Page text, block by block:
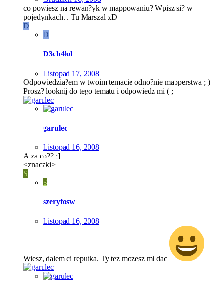
co powiesz na rewan?yk w mappowaniu? Wpisz si? w
pojedynkach... Tu Marszal xD
D
D
D3ch4lol
Listopad 17, 2008
Odpowiedzia?em w twoim temacie odno?nie mapperstwa ; )
Prosz? looknij do tego tematu i odpowiedz mi ( ;
garulec
Listopad 16, 2008
A za co?? ;]
<znaczki>
S
S
szeryfosw
Listopad 16, 2008
Wiesz, dalem ci reputka. Ty tez mozesz mi dac